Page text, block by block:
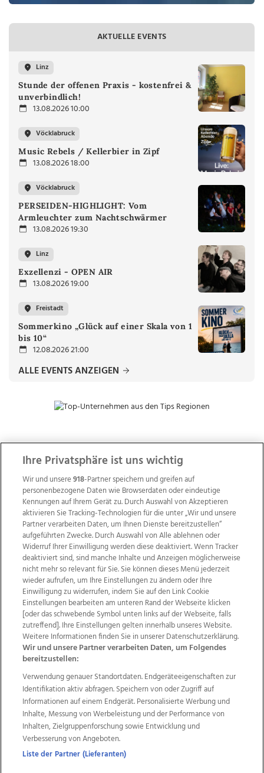
AKTUELLE EVENTS
Linz
Stunde der offenen Praxis - kostenfrei &
unverbindlich!
13.08.2026 10:00
Vöcklabruck
Music Rebels / Kellerbier in Zipf
13.08.2026 18:00
Vöcklabruck
PERSEIDEN-HIGHLIGHT: Vom
Armleuchter zum Nachtschwärmer
13.08.2026 19:30
Linz
Exzellenzi - OPEN AIR
13.08.2026 19:00
Freistadt
Sommerkino „Glück auf einer Skala von 1
bis 10“
12.08.2026 21:00
ALLE EVENTS ANZEIGEN
ZUR NACHRICHTENÜBERSICHT
Wir über uns Mediadaten Kontakt
Jobs
Datenschutz
Impressum
AGB Anzeigekunden
AGB Website
Ehrenkodex Politische Werbung
Weitere Angebote des Medienhauses Wimmer
TV1 di-mog-i.at OÖNow
Ischler Woche
Life Radio
OÖNachrichten
OÖN Immobilien
OÖN Karriere
OÖN Reise
Promenaden Galerien
Regionaljobs
wasistlos.at
Ihre Privatsphäre ist uns wichtig
Wir und unsere918-Partner speichern und greifen auf
personenbezogene Daten wie Browserdaten oder eindeutige
Kennungen auf Ihrem Gerät zu. Durch Auswahl von Akzeptieren
aktivieren Sie Tracking-Technologien für die unter „Wir und unsere
Partner verarbeiten Daten, um Ihnen Dienste bereitzustellen“
aufgeführten Zwecke. Durch Auswahl von Alle ablehnen oder
Widerruf Ihrer Einwilligung werden diese deaktiviert. Wenn Tracker
deaktiviert sind, sind manche Inhalte und Anzeigen möglicherweise
nicht mehr so relevant für Sie. Sie können dieses Menü jederzeit
wieder aufrufen, um Ihre Einstellungen zu ändern oder Ihre
Einwilligung zu widerrufen, indem Sie auf den Link Cookie
Einstellungen bearbeiten am unteren Rand der Webseite klicken
[oder das schwebende Symbol unten links auf der Webseite, falls
zutreffend]. Ihre Einstellungen gelten innerhalb unseres Website.
Weitere Informationen finden Sie in unserer Datenschutzerklärung.
Wir und unsere Partner verarbeiten Daten, um Folgendes
bereitzustellen:
Verwendung genauer Standortdaten. Endgeräteeigenschaften zur
Identifikation aktiv abfragen. Speichern von oder Zugriff auf
Informationen auf einem Endgerät. Personalisierte Werbung und
Inhalte, Messung von Werbeleistung und der Performance von
Inhalten, Zielgruppenforschung sowie Entwicklung und
Verbesserung von Angeboten.
Liste der Partner (Lieferanten)